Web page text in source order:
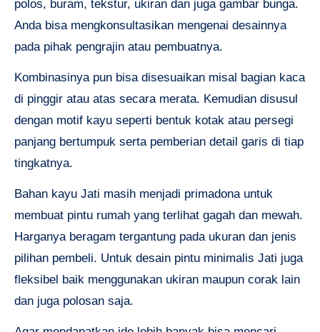
polos, buram, tekstur, ukiran dan juga gambar bunga.
Anda bisa mengkonsultasikan mengenai desainnya
pada pihak pengrajin atau pembuatnya.
Kombinasinya pun bisa disesuaikan misal bagian kaca
di pinggir atau atas secara merata. Kemudian disusul
dengan motif kayu seperti bentuk kotak atau persegi
panjang bertumpuk serta pemberian detail garis di tiap
tingkatnya.
Bahan kayu Jati masih menjadi primadona untuk
membuat pintu rumah yang terlihat gagah dan mewah.
Harganya beragam tergantung pada ukuran dan jenis
pilihan pembeli. Untuk desain pintu minimalis Jati juga
fleksibel baik menggunakan ukiran maupun corak lain
dan juga polosan saja.